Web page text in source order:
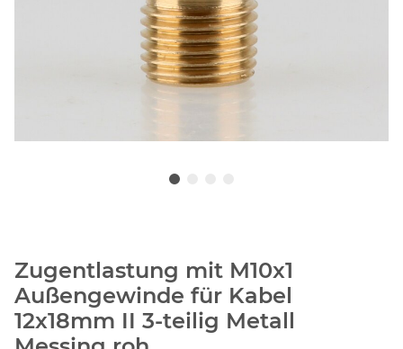
Zugentlastung mit M10x1
Außengewinde für Kabel
12x18mm II 3-teilig Metall